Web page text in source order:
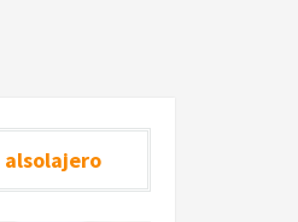
alsolajero